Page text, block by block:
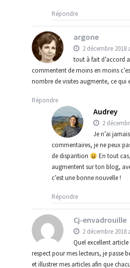
Répondre
argone
2 décembre 2018
tout à fait d’accord
commentent de moins en moins
nombre de visites augmente, ce
Répondre
Audrey
2
Je n’ai
commentaires, je ne peux
de disparition
En tout
augmentent sur ton blog,
c’est une bonne nouvelle !
Répondre
Cj-envadrouille
2 décembre 2018
Quel excellent
respect pour mes lecteurs, je passe
et illustrer mes articles afin que